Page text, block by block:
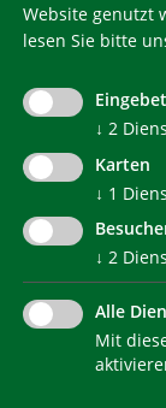
KlimaHaus
© 2022
Website genutzt
lesen Sie bitte
↓ 2
Karten
↓ 1
↓ 2
Alle
Mit